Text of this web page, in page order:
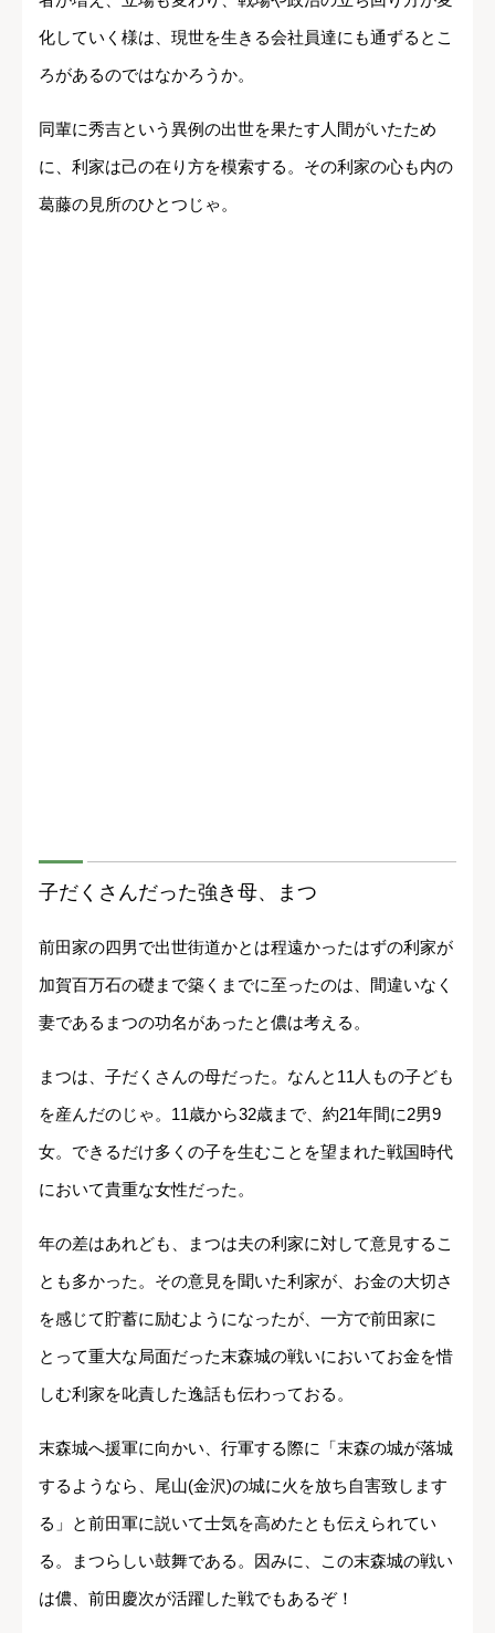
化していく様は、現世を生きる会社員達にも通ずるとこ
ろがあるのではなかろうか。
同輩に秀吉という異例の出世を果たす人間がいたため
に、利家は己の在り方を模索する。その利家の心も内の
葛藤の見所のひとつじゃ。
子だくさんだった強き母、まつ
前田家の四男で出世街道かとは程遠かったはずの利家が
加賀百万石の礎まで築くまでに至ったのは、間違いなく
妻であるまつの功名があったと儂は考える。
まつは、子だくさんの母だった。なんと11人もの子ども
を産んだのじゃ。11歳から32歳まで、約21年間に2男9
女。できるだけ多くの子を生むことを望まれた戦国時代
において貴重な女性だった。
年の差はあれども、まつは夫の利家に対して意見するこ
とも多かった。その意見を聞いた利家が、お金の大切さ
を感じて貯蓄に励むようになったが、一方で前田家に
とって重大な局面だった末森城の戦いにおいてお金を惜
しむ利家を叱責した逸話も伝わっておる。
末森城へ援軍に向かい、行軍する際に「末森の城が落城
するようなら、尾山(金沢)の城に火を放ち自害致します
る」と前田軍に説いて士気を高めたとも伝えられてい
る。まつらしい鼓舞である。因みに、この末森城の戦い
は儂、前田慶次が活躍した戦でもあるぞ！